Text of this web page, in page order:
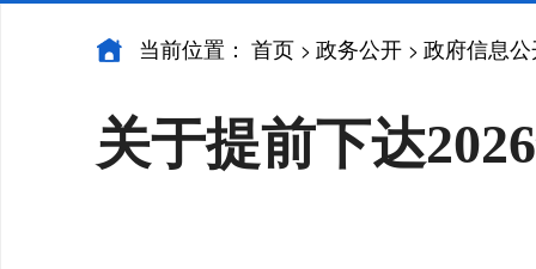
当前位置： 首页 > 政务公开 > 政府信息
关于提前下达